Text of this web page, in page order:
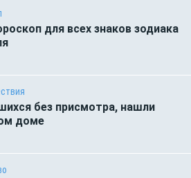
для всех знаков зодиака
без присмотра, нашли
доме